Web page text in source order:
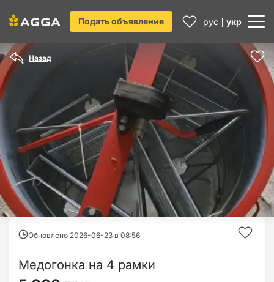
Подать объявление рус укр
Назад
Обновлено 2026-06-23 в 08:56
Медогонка на 4 рамки